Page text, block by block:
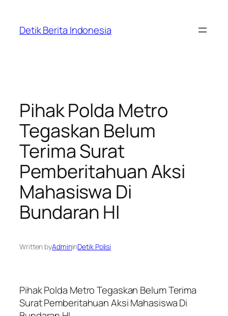
content
Detik Berita Indonesia
Pihak Polda Metro
Tegaskan Belum
Terima Surat
Pemberitahuan Aksi
Mahasiswa Di
Bundaran HI
Written byAdmininDetik Polisi
Pihak Polda Metro Tegaskan Belum Terima
Surat Pemberitahuan Aksi Mahasiswa Di